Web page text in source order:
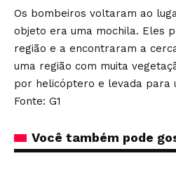
Os bombeiros voltaram ao
objeto era uma mochila. Eles
região e a encontraram a
uma região com muita
por helicóptero e levada para
Fonte: G1
Você também pode